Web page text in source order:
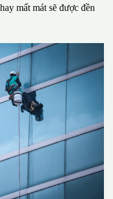
mất mát sẽ được đền